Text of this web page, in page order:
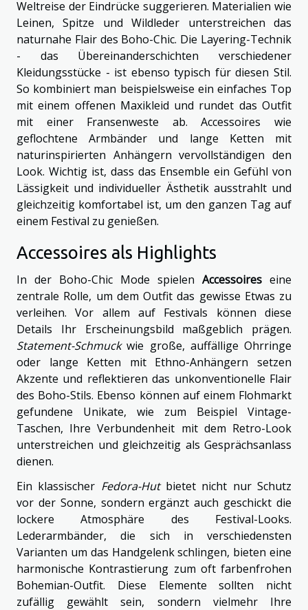
Weltreise der Eindrücke suggerieren. Materialien wie
Leinen, Spitze und Wildleder unterstreichen das
naturnahe Flair des Boho-Chic. Die Layering-Technik
- das Übereinanderschichten verschiedener
Kleidungsstücke - ist ebenso typisch für diesen Stil.
So kombiniert man beispielsweise ein einfaches Top
mit einem offenen Maxikleid und rundet das Outfit
mit einer Fransenweste ab. Accessoires wie
geflochtene Armbänder und lange Ketten mit
naturinspirierten Anhängern vervollständigen den
Look. Wichtig ist, dass das Ensemble ein Gefühl von
Lässigkeit und individueller Ästhetik ausstrahlt und
gleichzeitig komfortabel ist, um den ganzen Tag auf
einem Festival zu genießen.
Accessoires als Highlights
In der Boho-Chic Mode spielen Accessoires eine
zentrale Rolle, um dem Outfit das gewisse Etwas zu
verleihen. Vor allem auf Festivals können diese
Details Ihr Erscheinungsbild maßgeblich prägen.
Statement-Schmuckwie große, auffällige Ohrringe
oder lange Ketten mit Ethno-Anhängern setzen
Akzente und reflektieren das unkonventionelle Flair
des Boho-Stils. Ebenso können auf einem Flohmarkt
gefundene Unikate, wie zum Beispiel Vintage-
Taschen, Ihre Verbundenheit mit dem Retro-Look
unterstreichen und gleichzeitig als Gesprächsanlass
dienen.
Ein klassischer Fedora-Hutbietet nicht nur Schutz
vor der Sonne, sondern ergänzt auch geschickt die
lockere Atmosphäre des Festival-Looks.
Lederarmbänder, die sich in verschiedensten
Varianten um das Handgelenk schlingen, bieten eine
harmonische Kontrastierung zum oft farbenfrohen
Bohemian-Outfit. Diese Elemente sollten nicht
zufällig gewählt sein, sondern vielmehr Ihre